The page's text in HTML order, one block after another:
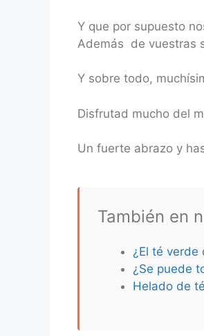
Y que por supuesto
Además de vuestras
Y sobre todo,
Disfrutad mucho del
Un fuerte abrazo y
También en
¿El té verde
¿Se puede
Helado de